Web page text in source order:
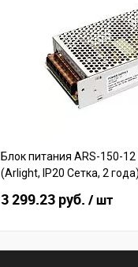
Блок питания ARS-150-12
(Arlight, IP20 Сетка, 2 года)
3 299.23 руб. / шт